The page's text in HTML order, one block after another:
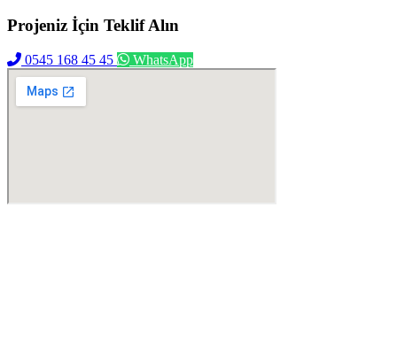
Projeniz İçin Teklif Alın
0545 168 45 45 WhatsApp